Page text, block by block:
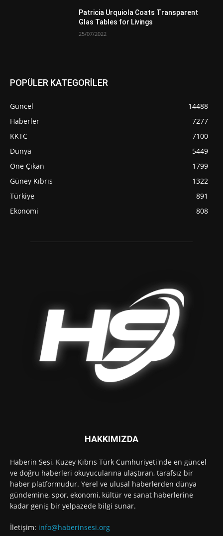
Patricia Urquiola Coats Transparent
Glas Tables for Livings
25/07/2022
POPÜLER KATEGORİLER
Güncel
14488
Haberler
7277
KKTC
7100
Dünya
5449
Öne Çıkan
1799
Güney Kıbrıs
1322
Türkiye
891
Ekonomi
808
HAKKIMIZDA
Haberin Sesi, Kuzey Kıbrıs Türk Cumhuriyeti'nde en güncel
ve doğru haberleri okuyucularına ulaştıran, tarafsız bir
haber platformudur. Yerel ve ulusal haberlerden dünya
gündemine, spor, ekonomi, kültür ve sanat haberlerine
kadar geniş bir yelpazede bilgi sunar.
İletişim: info@haberinsesi.org